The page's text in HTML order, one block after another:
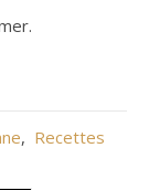
, Recettes